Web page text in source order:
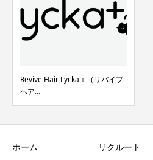
Revive Hair Lycka＋（リバイブ
ヘア...
ホーム
リクルート